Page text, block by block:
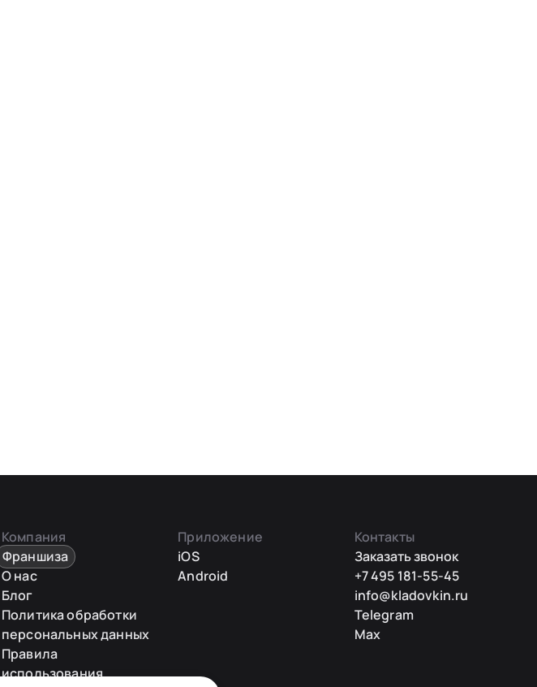
Компания
Франшиза
О нас
Блог
Политика обработки
персональных данных
Правила
использования
Приложение
iOS
Android
Контакты
Заказать звонок
+7 495 181-55-45
info@kladovkin.ru
Telegram
Max